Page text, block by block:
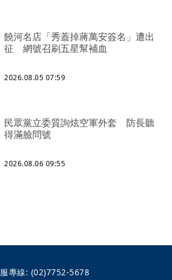
饒河名店「秀蓋掉蔣萬安簽名」遭出
征 網號召刷五星幫補血
2026.08.05 07:59
民眾黨立委質詢炫空軍外套 防長聽
得滿臉問號
2026.08.06 09:55
專線: (02)7752-5678